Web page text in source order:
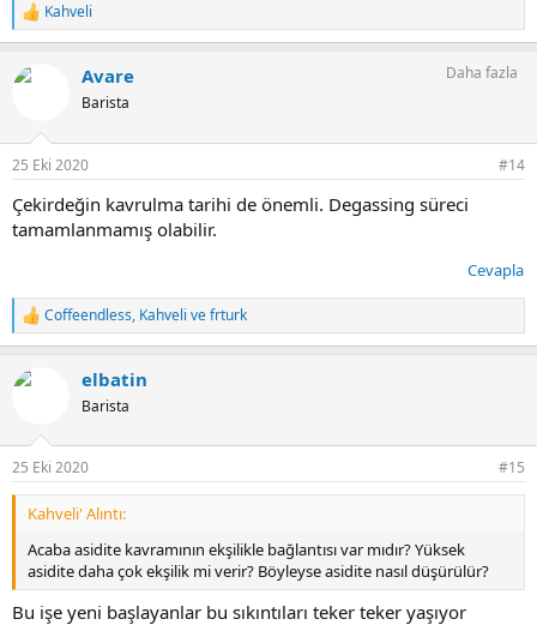
T
e
k
:
Kahveli
Avare
Barista
Daha fazla
25 Eki 2020 #14
Çekirdeğin kavrulma tarihi de önemli. Degassing süreci
tamamlanmamış olabilir.
Cevapla
T
e
k
:
Coffeendless, Kahveli vefrturk
elbatin
Barista
25 Eki 2020 #15
Kahveli' Alıntı:
Acaba asidite kavramının ekşilikle bağlantısı var mıdır? Yüksek
asidite daha çok ekşilik mi verir? Böyleyse asidite nasıl düşürülür?
Bu işe yeni başlayanlar bu sıkıntıları teker teker yaşıyor